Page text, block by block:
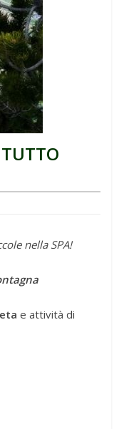
nella SPA!
e attività di